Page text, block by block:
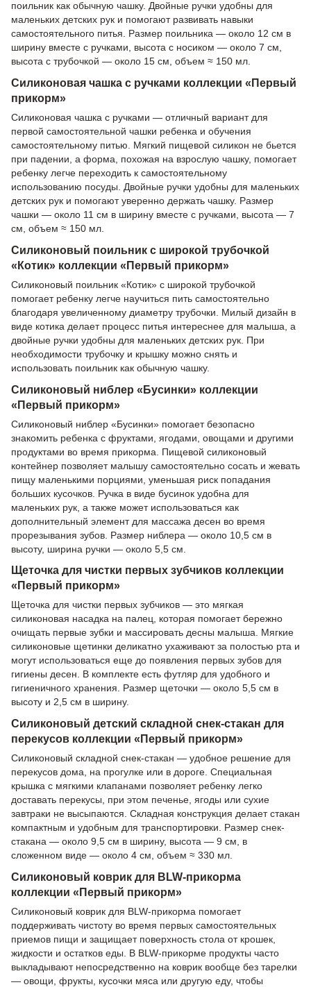
поильник как обычную чашку. Двойные ручки удобны для
маленьких детских рук и помогают развивать навыки
самостоятельного питья. Размер поильника — около 12 см в
ширину вместе с ручками, высота с носиком — около 7 см,
высота с трубочкой — около 15 см, объем ≈ 150 мл.
Силиконовая чашка с ручками коллекции «Первый
прикорм»
Силиконовая чашка с ручками — отличный вариант для
первой самостоятельной чашки ребенка и обучения
самостоятельному питью. Мягкий пищевой силикон не бьется
при падении, а форма, похожая на взрослую чашку, помогает
ребенку легче переходить к самостоятельному
использованию посуды. Двойные ручки удобны для маленьких
детских рук и помогают уверенно держать чашку. Размер
чашки — около 11 см в ширину вместе с ручками, высота — 7
см, объем ≈ 150 мл.
Силиконовый поильник с широкой трубочкой
«Котик» коллекции «Первый прикорм»
Силиконовый поильник «Котик» с широкой трубочкой
помогает ребенку легче научиться пить самостоятельно
благодаря увеличенному диаметру трубочки. Милый дизайн в
виде котика делает процесс питья интереснее для малыша, а
двойные ручки удобны для маленьких детских рук. При
необходимости трубочку и крышку можно снять и
использовать поильник как обычную чашку.
Силиконовый ниблер «Бусинки» коллекции
«Первый прикорм»
Силиконовый ниблер «Бусинки» помогает безопасно
знакомить ребенка с фруктами, ягодами, овощами и другими
продуктами во время прикорма. Пищевой силиконовый
контейнер позволяет малышу самостоятельно сосать и жевать
пищу маленькими порциями, уменьшая риск попадания
больших кусочков. Ручка в виде бусинок удобна для
маленьких рук, а также может использоваться как
дополнительный элемент для массажа десен во время
прорезывания зубов. Размер ниблера — около 10,5 см в
высоту, ширина ручки — около 5,5 см.
Щеточка для чистки первых зубчиков коллекции
«Первый прикорм»
Щеточка для чистки первых зубчиков — это мягкая
силиконовая насадка на палец, которая помогает бережно
очищать первые зубки и массировать десны малыша. Мягкие
силиконовые щетинки деликатно ухаживают за полостью рта и
могут использоваться еще до появления первых зубов для
гигиены десен. В комплекте есть футляр для удобного и
гигиеничного хранения. Размер щеточки — около 5,5 см в
высоту и 2,5 см в ширину.
Силиконовый детский складной снек-стакан для
перекусов коллекции «Первый прикорм»
Силиконовый складной снек-стакан — удобное решение для
перекусов дома, на прогулке или в дороге. Специальная
крышка с мягкими клапанами позволяет ребенку легко
доставать перекусы, при этом печенье, ягоды или сухие
завтраки не высыпаются. Складная конструкция делает стакан
компактным и удобным для транспортировки. Размер снек-
стакана — около 9,5 см в ширину, высота — 9 см, в
сложенном виде — около 4 см, объем ≈ 330 мл.
Силиконовый коврик для BLW-прикорма
коллекции «Первый прикорм»
Силиконовый коврик для BLW-прикорма помогает
поддерживать чистоту во время первых самостоятельных
приемов пищи и защищает поверхность стола от крошек,
жидкости и остатков еды. В BLW-прикорме продукты часто
выкладывают непосредственно на коврик вообще без тарелки
— овощи, фрукты, кусочки мяса или другую еду, чтобы